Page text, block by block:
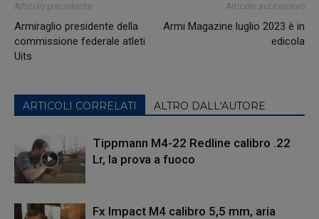
Articolo precedente
Armiraglio presidente della
commissione federale atleti
Uits
Articolo successivo
Armi Magazine luglio 2023 è in
edicola
ARTICOLI CORRELATI ALTRO DALL'AUTORE
Tippmann M4-22 Redline calibro .22
Lr, la prova a fuoco
Fx Impact M4 calibro 5,5 mm, aria